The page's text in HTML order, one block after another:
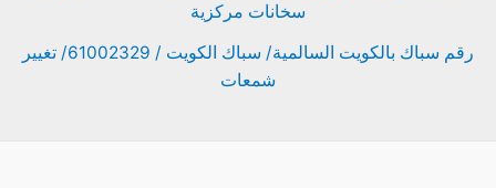
سخانات مركزية
رقم سباك بالكويت السالمية/ سباك الكويت / 61002329/ تغيير
شمعات